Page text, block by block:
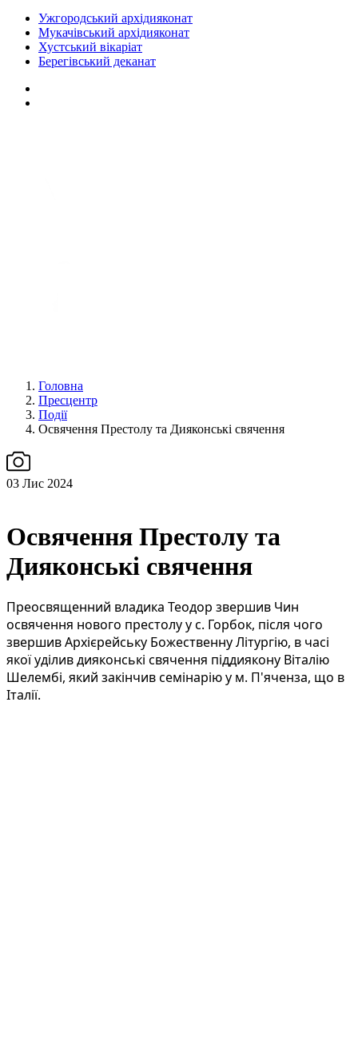
Ужгородський архідияконат
Мукачівський архідияконат
Хустський вікаріат
Берегівський деканат
Головна
Пресцентр
Події
Освячення Престолу та Дияконські свячення
03 Лис 2024
Освячення Престолу та
Дияконські свячення
Преосвященний владика Теодор звершив Чин
освячення нового престолу у с. Горбок, після чого
звершив Архієрейську Божественну Літургію, в часі
якої уділив дияконські свячення піддиякону Віталію
Шелембі, який закінчив семінарію у м. П'яченза, що в
Італії.